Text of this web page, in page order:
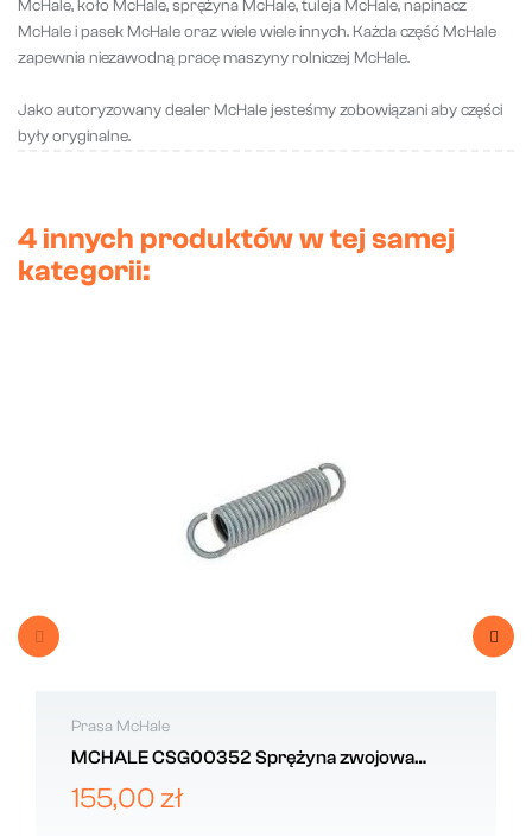
McHale, koło McHale, sprężyna McHale, tuleja McHale, napinacz
McHale i pasek McHale oraz wiele wiele innych. Każda część McHale
zapewnia niezawodną pracę maszyny rolniczej McHale.
Jako autoryzowany dealer McHale jesteśmy zobowiązani aby części
były oryginalne.
4 innych produktów w tej samej
kategorii:
Prasa McHale
MCHALE CSG00352 Sprężyna zwojowa
rozciągana 8x55x249 mm
155,00 zł